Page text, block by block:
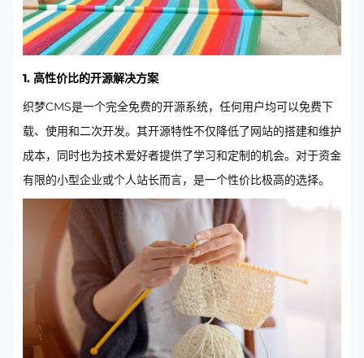
1. 高性价比的开源解决方案
织梦CMS是一个完全免费的开源系统，任何用户均可以免费下
载、使用和二次开发。其开源特性不仅降低了网站的搭建和维护
成本，同时也为技术爱好者提供了学习和定制的机会。对于资金
有限的小型企业或个人站长而言，是一个性价比极高的选择。